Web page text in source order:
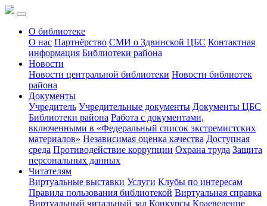
О библиотеке
О нас Партнёрство СМИ о Здвинской ЦБС Контактная
информация Библиотеки района
Новости
Новости центральной библиотеки Новости библиотек
района
Документы
Учредитель Учредительные документы Документы ЦБС
Библиотеки района Работа с документами,
включенными в «Федеральный список экстремистских
материалов» Независимая оценка качества Доступная
среда Противодействие коррупции Охрана труда Защита
персональных данных
Читателям
Виртуальные выставки Услуги Клубы по интересам
Правила пользования библиотекой Виртуальная справка
Виртуальный читальный зал Конкурсы Краеведение